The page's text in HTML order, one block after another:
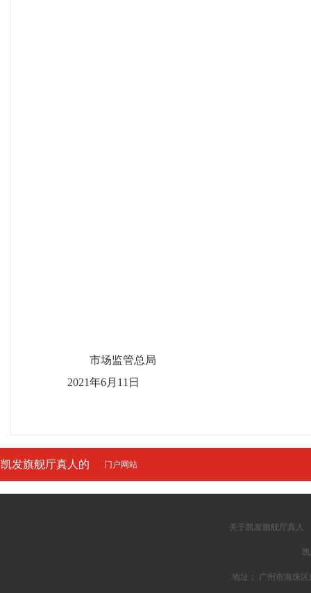
市场监管总局
2021年6月11日
凯发旗舰厅真人的
友情链接
门户网站
关于凯发旗舰厅真人
地址： 广州市海珠